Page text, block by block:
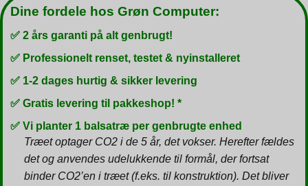
Dine fordele hos Grøn Computer:
✅ 2 års garanti på alt genbrugt!
✅ Professionelt renset, testet & nyinstalleret
✅ 1-2 dages hurtig & sikker levering
✅ Gratis levering til pakkeshop! *
✅ Vi planter 1 balsatræ per genbrugte enhed
Træet optager CO2 i de 5 år, det vokser. Herefter fældes
det og anvendes udelukkende til formål, der fortsat
binder CO2’en i træet (f.eks. til konstruktion). Det bliver